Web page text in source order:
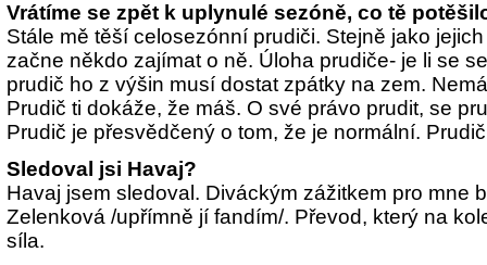
Vrátíme se zpět k uplynulé sezóně, co tě
Stále mě těší celosezónní prudiči. Stejně jako
začne někdo zajímat o ně. Úloha prudiče- je li se
prudič ho z výšin musí dostat zpátky na zem.
Prudič ti dokáže, že máš. O své právo prudit, se
Prudič je přesvědčený o tom, že je normální.
Sledoval jsi Havaj?
Havaj jsem sledoval. Diváckým zážitkem pro mne
Zelenková /upřímně jí fandím/. Převod, který na
síla.